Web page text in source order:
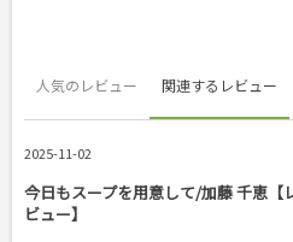
人気のレビュー 関連するレビュー
2025-11-02
今日もスープを用意して/加藤 千恵【
ビュー】